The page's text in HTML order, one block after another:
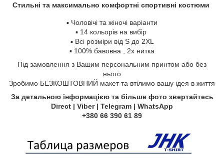
Стильні та максимально комфортні спортивні костюми
▪️ Чоловічі та жіночі варіанти
▪️ 14 кольорів на вибір
▪️ Всі розміри від S до 2XL
▪️ 100% бавовна , 2х нитка
Під замовлення з Вашим персональним принтом або без
нього
Зробимо БЕЗКОШТОВНИЙ макет та втілимо вашу ідея в життя
За детальною інформацією та більше фото звертайтесь
Direct | Viber | Telegram | WhatsApp
+380 66 390 61 89